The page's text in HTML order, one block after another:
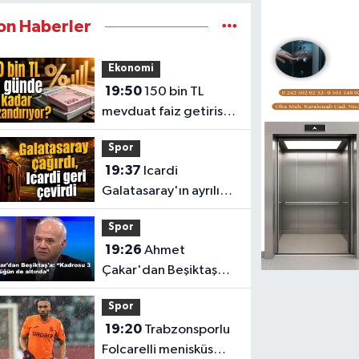
Haberler
Ekonomi
19:50150 bin TL
mevduat faiz getirisi
banka banka liste
Spor
19:37
Galatasaray'ın ayrılık
davetini kabul etmedi
Spor
19:26 Ahmet
Çakar'dan Beşiktaş
kadrosuna sert sözler
Spor
19:20
Folcarelli menisküs